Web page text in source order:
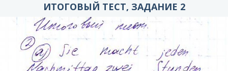
ИТОГОВЫЙ ТЕСТ, ЗАДАНИЕ 2